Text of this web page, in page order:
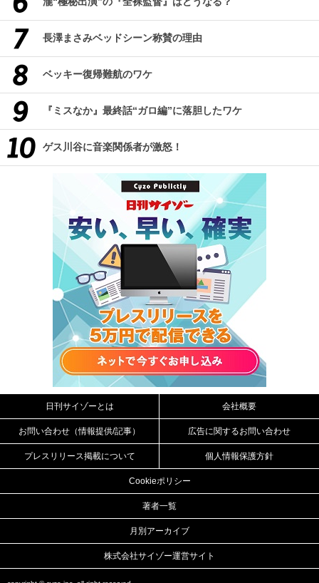
長澤まさみベッドシーン称賛の理由
ベッキー復帰難航のワケ
『ミスなか』最終話“ガロ編”に落胆したワケ
ゲス川谷に音楽関係者が激怒！
日刊サイゾーとは 会社概要
お問い合わせ（情報提供/記事） 広告に関するお問い合わせ
プレスリリース掲載について 個人情報保護方針
Cookieポリシー
著者一覧
月別アーカイブ
株式会社サイゾー運営サイト